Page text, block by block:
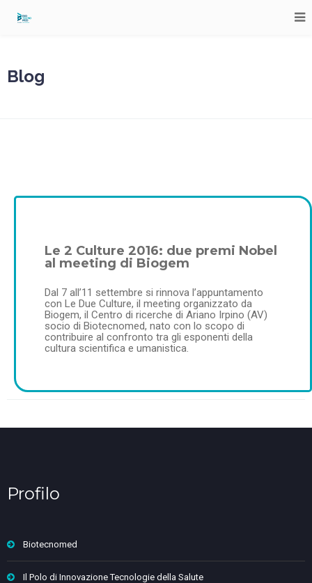
Blog
Le 2 Culture 2016: due premi Nobel
al meeting di Biogem
Dal 7 all’11 settembre si rinnova l’appuntamento
con Le Due Culture, il meeting organizzato da
Biogem, il Centro di ricerche di Ariano Irpino (AV)
socio di Biotecnomed, nato con lo scopo di
contribuire al confronto tra gli esponenti della
cultura scientifica e umanistica.
Profilo
Biotecnomed
Il Polo di Innovazione Tecnologie della Salute